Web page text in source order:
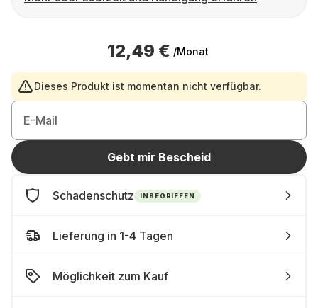
12,49 € /Monat
Dieses Produkt ist momentan nicht verfügbar.
E-Mail
Gebt mir Bescheid
Schadenschutz INBEGRIFFEN
Lieferung in 1-4 Tagen
Möglichkeit zum Kauf